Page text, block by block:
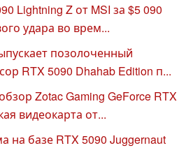
Lightning Z от MSI за $5 090
удара во врем...
позолоченный
RTX 5090 Dhahab Edition п...
Zotac Gaming GeForce RTX
видеокарта от...
на базе RTX 5090 Juggernaut